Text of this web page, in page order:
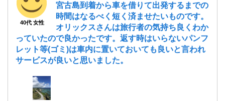
40代 女性
宮古島到着から車を借りて出発するまでの
時間はなるべく短く済ませたいものです。
オリックスさんは旅行者の気持ち良くわか
っていたので良かったです。返す時はいらないパンフ
レット等(ゴミ)は車内に置いておいても良いと言われ
サービスが良いと思いました。